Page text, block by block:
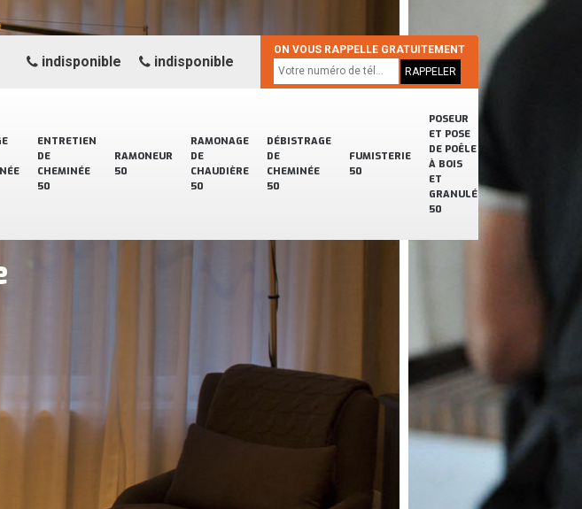
ENTRETIEN
DE
CHEMINÉE
50
RAMONEUR
50
RAMONAGE
DE
CHAUDIÈRE
50
DÉBISTRAGE
DE
CHEMINÉE
50
FUMISTERIE
50
POSEUR
ET POSE
DE POÊLE
À BOIS
ET
GRANULÉ
50
indisponible indisponible
ON VOUS RAPPELLE GRATUITEMENT